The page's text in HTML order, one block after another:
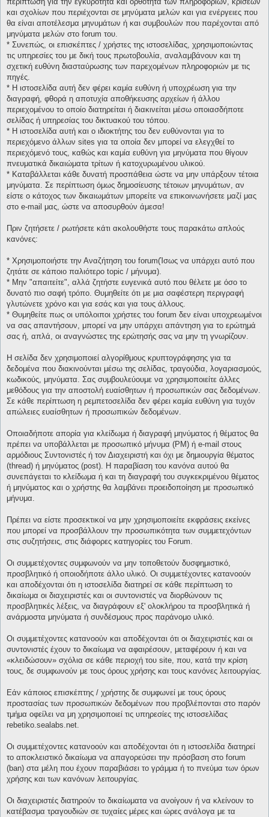
και σχολίων που περιέχονται σε μηνύματα μελών και για ενέργειες που
θα είναι αποτέλεσμα μηνυμάτων ή και συμβουλών που παρέχονται από
μηνύματα μελών στο forum του.
* Συνεπώς, οι επισκέπτες / χρήστες της ιστοσελίδας, χρησιμοποιώντας
τις υπηρεσίες του με δική τους πρωτοβουλία, αναλαμβάνουν και τη
σχετική ευθύνη διασταύρωσης των παρεχομένων πληροφοριών με τις
πηγές.
* H ιστοσελίδα αυτή δεν φέρει καμία ευθύνη ή υποχρέωση για την
διαγραφή, φθορά η αποτυχία αποθήκευσης αρχείων ή άλλου
περιεχομένου το οποίο διατηρείται ή διακινείται μέσω οποιασδήποτε
σελίδας ή υπηρεσίας του δικτυακού του τόπου.
* H ιστοσελίδα αυτή και ο ιδιοκτήτης του δεν ευθύνονται για το
περιεχόμενο άλλων sites για τα οποία δεν μπορεί να ελεγχθεί το
περιεχόμενό τους, καθώς και καμία ευθύνη για μηνύματα που θίγουν
πνευματικά δικαιώματα τρίτων ή κατοχυρωμένου υλικού.
* Καταβάλλεται κάθε δυνατή προσπάθεια ώστε να μην υπάρξουν τέτοια
μηνύματα. Σε περίπτωση όμως δημοσίευσης τέτοιων μηνυμάτων, αν
είστε ο κάτοχος των δικαιωμάτων μπορείτε να επικοινωνήσετε μαζί μας
στο e-mail μας, ώστε να αποσυρθούν άμεσα!
Πριν ζητήσετε / ρωτήσετε κάτι ακολουθήστε τους παρακάτω απλούς
κανόνες:
* Χρησιμοποιήστε την Αναζήτηση του forum(Ίσως να υπάρχει αυτό που
ζητάτε σε κάποιο παλιότερο topic / μήνυμα).
* Μην "απαιτείτε", αλλά ζητήστε ευγενικά αυτό που θέλετε με όσο το
δυνατό πιο σαφή τρόπο. Θυμηθείτε ότι με μια σαφέστερη περιγραφή
γλυτώνετε χρόνο και για εσάς και για τους άλλους.
* Θυμηθείτε πως οι υπόλοιποι χρήστες του forum δεν είναι υποχρεωμένοι
να σας απαντήσουν, μπορεί να μην υπάρχει απάντηση για το ερώτημά
σας ή, απλά, οι αναγνώστες της ερώτησής σας να μην τη γνωρίζουν.
Η σελίδα δεν χρησιμοποιεί αλγορίθμους κρυπτογράφησης για τα
δεδομένα που διακινούνται μέσω της σελίδας, τραγούδια, λογαριασμούς,
κωδικούς, μηνύματα. Σας συμβουλεύουμε να χρησιμοποιείτε άλλες
μεθόδους για την αποστολή ευαίσθητων ή προσωπικών σας δεδομένων.
Σε κάθε περίπτωση η ρεμπετοσελίδα δεν φέρει καμία ευθύνη για τυχόν
απώλειες ευαίσθητων ή προσωπικών δεδομένων.
Οποιαδήποτε απορία για κλείδωμα ή διαγραφή μηνύματος ή θέματος θα
πρέπει να υποβάλλεται με προσωπικό μήνυμα (PM) ή e-mail στους
αρμόδιους Συντονιστές ή τον Διαχειριστή και όχι με δημιουργία θέματος
(thread) ή μηνύματος (post). Η παραβίαση του κανόνα αυτού θα
συνεπάγεται το κλείδωμα ή και τη διαγραφή του συγκεκριμένου θέματος
ή μηνύματος και ο χρήστης θα λαμβάνει προειδοποίηση με προσωπικό
μήνυμα.
Πρέπει να είστε προσεκτικοί να μην χρησιμοποιείτε εκφράσεις εκείνες
που μπορεί να προσβάλλουν την προσωπικότητα των συμμετεχόντων
στις συζητήσεις, στις διάφορες κατηγορίες του Forum.
Οι συμμετέχοντες συμφωνούν να μην τοποθετούν δυσφημιστικό,
προσβλητικό ή οποιοδήποτε άλλο υλικό. Οι συμμετέχοντες κατανοούν
και αποδέχονται ότι η ιστοσελίδα διατηρεί σε κάθε περίπτωση το
δικαίωμα οι διαχειριστές και οι συντονιστές να διορθώνουν τις
προσβλητικές λέξεις, να διαγράφουν εξ' ολοκλήρου τα προσβλητικά ή
ανάρμοστα μηνύματα ή συνδέσμους προς παράνομο υλικό.
Οι συμμετέχοντες κατανοούν και αποδέχονται ότι οι διαχειριστές και οι
συντονιστές έχουν το δικαίωμα να αφαιρέσουν, μεταφέρουν ή και να
«κλειδώσουν» σχόλια σε κάθε περιοχή του site, που, κατά την κρίση
τους, δε συμφωνούν με τους όρους χρήσης και τους κανόνες λειτουργίας.
Εάν κάποιος επισκέπτης / χρήστης δε συμφωνεί με τους όρους
προστασίας των προσωπικών δεδομένων που προβλέπονται στο παρόν
τμήμα οφείλει να μη χρησιμοποιεί τις υπηρεσίες της ιστοσελίδας
rebetiko.sealabs.net.
Οι συμμετέχοντες κατανοούν και αποδέχονται ότι η ιστοσελίδα διατηρεί
το αποκλειστικό δικαίωμα να απαγορεύσει την πρόσβαση στο forum
(ban) στα μέλη που έχουν παραβιάσει το γράμμα ή το πνεύμα των όρων
χρήσης και των κανόνων λειτουργίας.
Οι διαχειριστές διατηρούν το δικαίωματα να ανοίγουν ή να κλείνουν το
κατέβασμα τραγουδιών σε τυχαίες μέρες και ώρες ανάλογα με τα